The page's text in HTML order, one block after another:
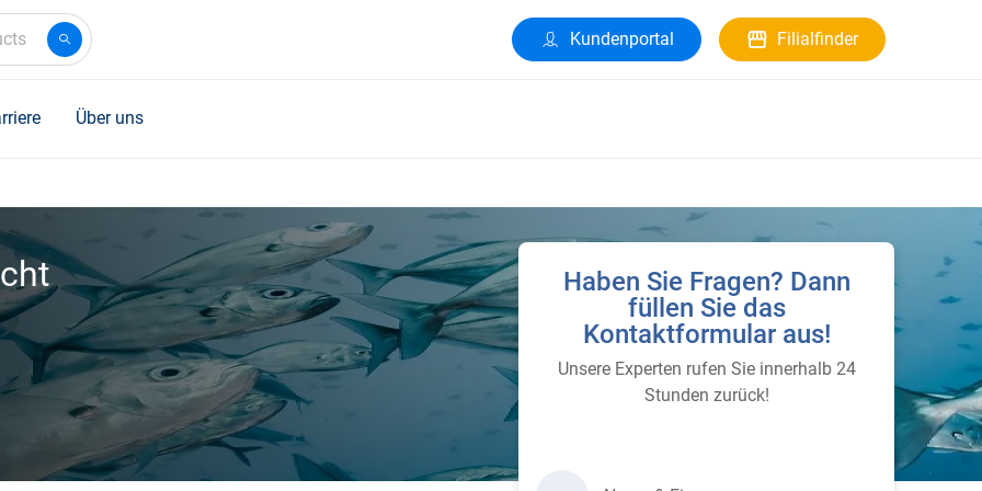
Kundenportal Filialfinder
Über uns
Haben Sie Fragen? Dann
füllen Sie das
Kontaktformular aus!
Unsere Experten rufen Sie innerhalb 24
Stunden zurück!